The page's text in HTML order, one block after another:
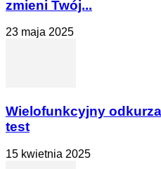
zmieni Twój...
23 maja 2025
Wielofunkcyjny
test
15 kwietnia 2025